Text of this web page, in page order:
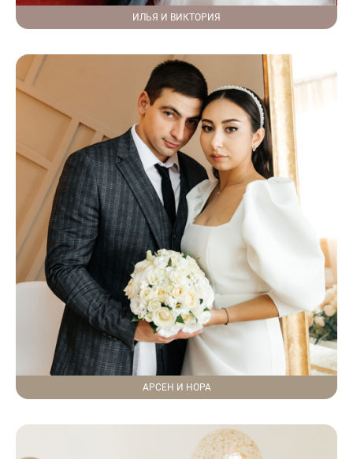
ИЛЬЯ И ВИКТОРИЯ
АРСЕН И НОРА